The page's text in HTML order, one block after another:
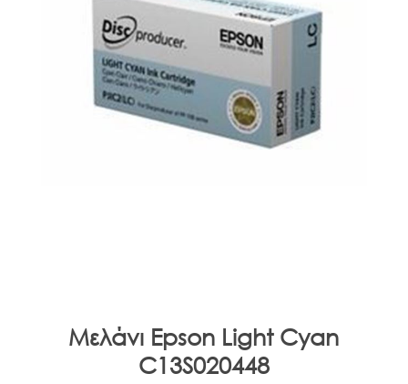
Μελάνι Epson Light Cyan
C13S020448